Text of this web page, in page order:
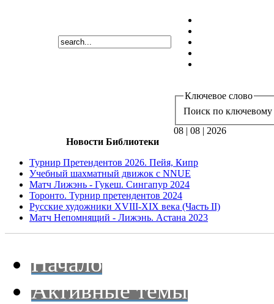
Ключевое слово
Поиск по ключевому
08 | 08 | 2026
Новости Библиотеки
Турнир Претендентов 2026. Пейя, Кипр
Учебный шахматный движок с NNUE
Матч Лижэнь - Гукеш. Сингапур 2024
Торонто. Турнир претендентов 2024
Русские художники XVIII-XIX века (Часть II)
Матч Непомнящий - Лижэнь. Астана 2023
Начало
Активные темы